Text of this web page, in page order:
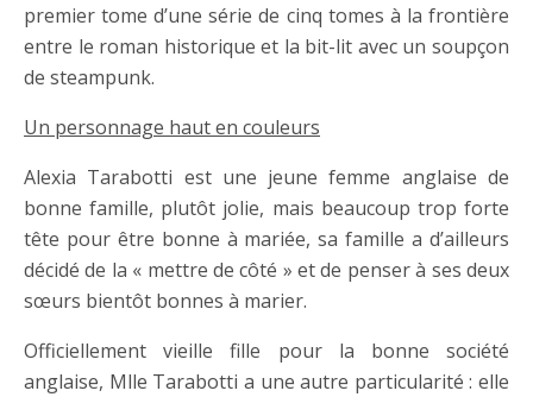
premier tome d’une série de cinq tomes à la frontière
entre le roman historique et la bit-lit avec un soupçon
de steampunk.
Un personnage haut en couleurs
Alexia Tarabotti est une jeune femme anglaise de
bonne famille, plutôt jolie, mais beaucoup trop forte
tête pour être bonne à mariée, sa famille a d’ailleurs
décidé de la « mettre de côté » et de penser à ses deux
sœurs bientôt bonnes à marier.
Officiellement vieille fille pour la bonne société
anglaise, Mlle Tarabotti a une autre particularité : elle